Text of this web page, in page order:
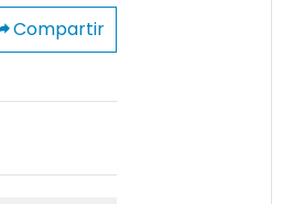
Compartir